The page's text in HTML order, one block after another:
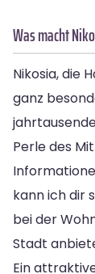
Was macht
Nikosia, die
ganz
Perle des
kann ich dir
bei der
Stadt
Ein